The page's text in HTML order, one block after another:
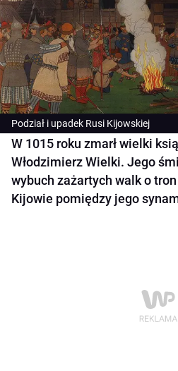
Podział i upadek Rusi Kijowskiej
W 1015 roku zmarł wielki
Włodzimierz Wielki. Jego
wybuch zażartych walk o
Kijowie pomiędzy jego